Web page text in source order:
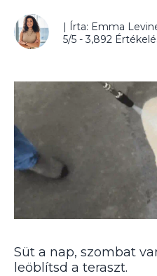
| Írta: Emma
5/5 - 3,892
Süt a nap, szombat
leöblítsd a teraszt.